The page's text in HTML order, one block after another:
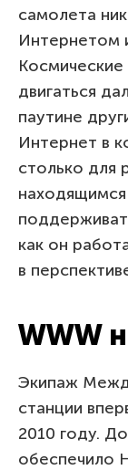
самолета
Интернетом
Космические
двигаться
паутине
Интернет в
столько для
как он
в
WWW
Экипаж
станции
2010 году.
обеспечило